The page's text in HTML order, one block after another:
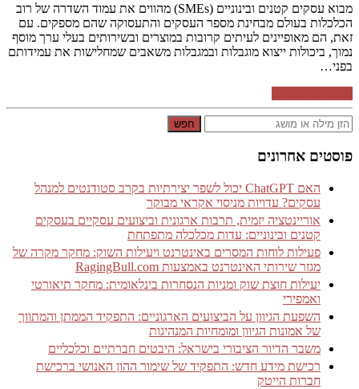
מבוא עסקים קטנים ובינוניים (SMEs) מהווים את עמוד השדרה של רוב
הכלכלות בעולם מבחינת מספר העסקים והתעסוקה שהם מספקים. עם
זאת, הם מאופיינים לעיתים קרובות במוצרים ובשירותים בעלי ערך מוסף
נמוך, ביכולות ייצוא מוגבלות ובמגבלות משאבים שמחלישות את עמידותם
בפני…
חפש
פוסטים אחרונים
האם ChatGPT יכול לשפר יצירתיות בקרב סטודנטים למנהל
עסקים? עדויות מניסוי אקראי מבוקר
אוריינטציה יזמית, תרבות ארגונית וביצועים עסקיים בעסקים
קטנים ובינוניים: עדות מכלכלה מתפתחת
פעילות לוחות המסרים באינטרנט ויעילות השוק: מחקר מקרה של
מגזר שירותי האינטרנט באמצעות RagingBull.com
יעילות חוצת שוק ומניות הנסחרות בינלאומית: מחקר תיאורטי
ואמפירי
השפעת הגיוון על הביצועים הארגוניים: התפקיד הממתן והמתווך
של אמונות הגיוון ומומחיות המנהיגות
משבר הדיור הציבורי בישראל: היבטים חברתיים וכלכליים
רכישת מידע חדש: התפקיד של שימור ההון האנושי ברכישת
חברות הייטק